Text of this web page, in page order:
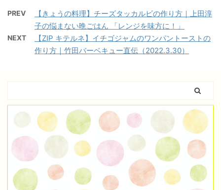
PREV
【きょうの料理】チーズタッカルビの作り方｜上田淳
子の悩まない晩ごはん 「レンジを味方に！」
NEXT
【ZIP キテルネ】イチゴジャムのワンパントーストの
作り方｜竹田バーベキュー直伝（2022.3.30）